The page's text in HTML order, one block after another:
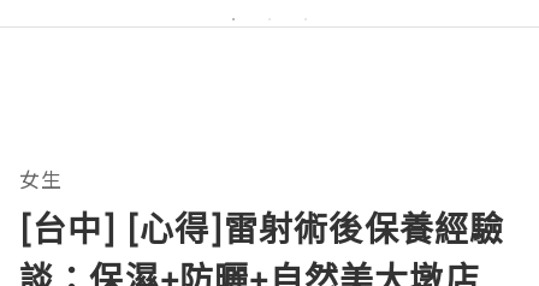
女生
[台中] [心得]雷射術後保養經驗